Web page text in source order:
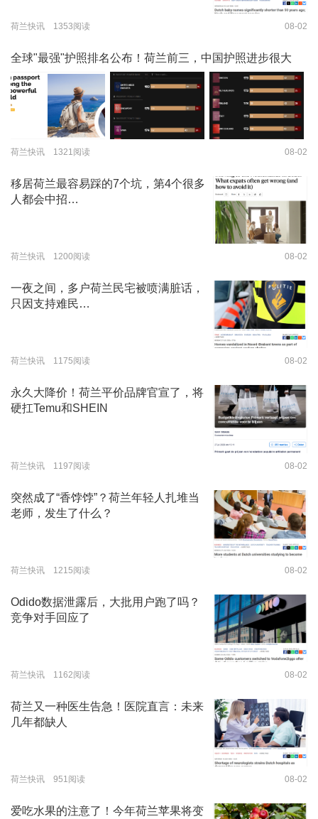
荷兰快讯 1353阅读 08-02
全球"最强"护照排名公布！荷兰前三，中国护照进步很大
荷兰快讯 1321阅读 08-02
移居荷兰最容易踩的7个坑，第4个很多
人都会中招…
荷兰快讯 1200阅读 08-02
一夜之间，多户荷兰民宅被喷满脏话，
只因支持难民…
荷兰快讯 1175阅读 08-02
永久大降价！荷兰平价品牌官宣了，将
硬扛Temu和SHEIN
荷兰快讯 1197阅读 08-02
突然成了“香饽饽”？荷兰年轻人扎堆当
老师，发生了什么？
荷兰快讯 1215阅读 08-02
Odido数据泄露后，大批用户跑了吗？
竞争对手回应了
荷兰快讯 1162阅读 08-02
荷兰又一种医生告急！医院直言：未来
几年都缺人
荷兰快讯 951阅读 08-02
爱吃水果的注意了！今年荷兰苹果将变